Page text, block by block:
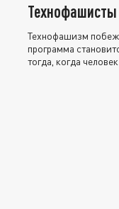
Технофашисты
Технофашизм
программа
тогда, когда